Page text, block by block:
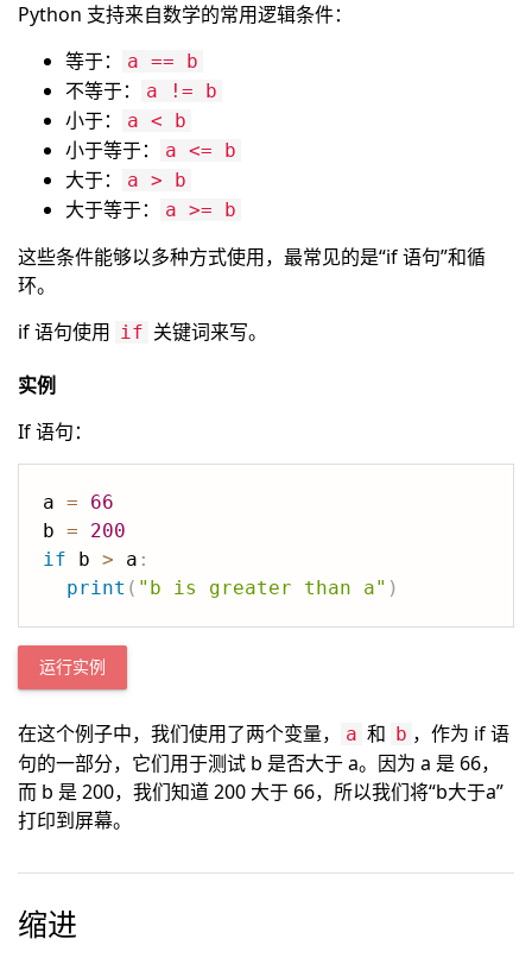
Python 支持来自数学的常用逻辑条件：
等于：
a == b
不等于： a != b
小于： a < b
小于等于： a <= b
大于： a > b
大于等于： a >= b
这些条件能够以多种方式使用，最常见的是“if 语句”和循
环。
if 语句使用 if 关键词来写。
实例
If 语句：
a =
66
b =
200
if b > a :
print ( "b is greater than a" )
运行实例
在这个例子中，我们使用了两个变量， a 和 b ，作为 if 语
句的一部分，它们用于测试 b 是否大于 a。因为 a 是 66，
而 b 是 200，我们知道 200 大于 66，所以我们将“b大于a”
打印到屏幕。
缩进